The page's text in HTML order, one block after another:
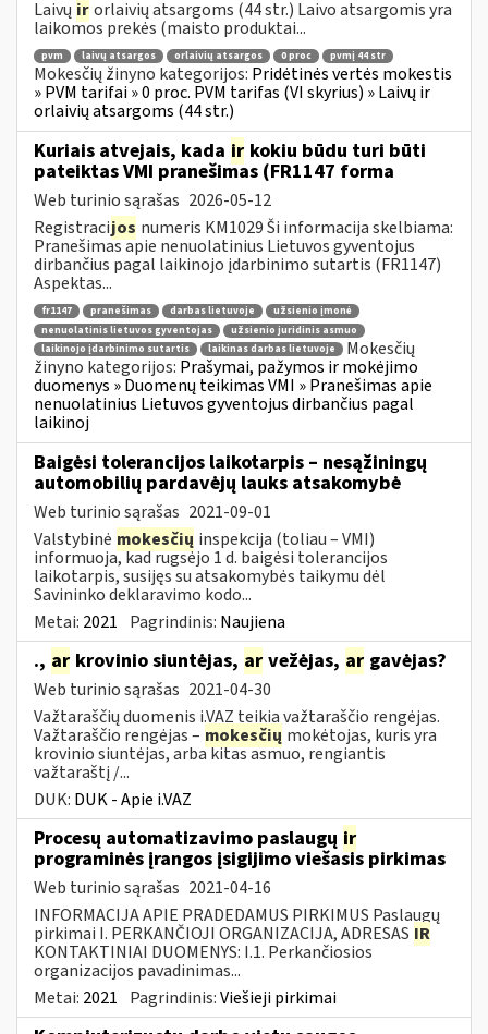
Laivų irorlaivių atsargoms (44 str.) Laivo atsargomis yra
laikomos prekės (maisto produktai...
pvm laivų atsargos orlaivių atsargos 0 proc pvmį 44 str
Mokesčių žinyno kategorijos: Pridėtinės vertės mokestis
» PVM tarifai » 0 proc. PVM tarifas (VI skyrius) » Laivų ir
orlaivių atsargoms (44 str.)
Kuriais atvejais, kada ir kokiu būdu turi būti
pateiktas VMI pranešimas (FR1147 forma
Web turinio sąrašas 2026-05-12
Registracijos numeris KM1029 Ši informacija skelbiama:
Pranešimas apie nenuolatinius Lietuvos gyventojus
dirbančius pagal laikinojo įdarbinimo sutartis (FR1147)
Aspektas...
fr1147 pranešimas darbas lietuvoje
užsienio įmonė
nenuolatinis lietuvos gyventojas
užsienio juridinis asmuo
laikinojo įdarbinimo sutartis
laikinas darbas lietuvoje
Mokesčių
žinyno kategorijos: Prašymai, pažymos ir mokėjimo
duomenys » Duomenų teikimas VMI » Pranešimas apie
nenuolatinius Lietuvos gyventojus dirbančius pagal
laikinoj
Baigėsi tolerancijos laikotarpis – nesąžiningų
automobilių pardavėjų lauks atsakomybė
Web turinio sąrašas 2021-09-01
Valstybinė mokesčių inspekcija (toliau – VMI)
informuoja, kad rugsėjo 1 d. baigėsi tolerancijos
laikotarpis, susijęs su atsakomybės taikymu dėl
Savininko deklaravimo kodo...
Metai: 2021 Pagrindinis: Naujiena
., ar krovinio siuntėjas, ar vežėjas, ar gavėjas?
Web turinio sąrašas 2021-04-30
Važtaraščių duomenis i.VAZ teikia važtaraščio rengėjas.
Važtaraščio rengėjas – mokesčių mokėtojas, kuris yra
krovinio siuntėjas, arba kitas asmuo, rengiantis
važtaraštį /...
DUK: DUK - Apie i.VAZ
Procesų automatizavimo paslaugų ir
programinės įrangos įsigijimo viešasis pirkimas
Web turinio sąrašas 2021-04-16
INFORMACIJA APIE PRADEDAMUS PIRKIMUS Paslaugų
pirkimai I. PERKANČIOJI ORGANIZACIJA, ADRESAS IR
KONTAKTINIAI DUOMENYS: I.1. Perkančiosios
organizacijos pavadinimas...
Metai: 2021 Pagrindinis:Viešieji pirkimai